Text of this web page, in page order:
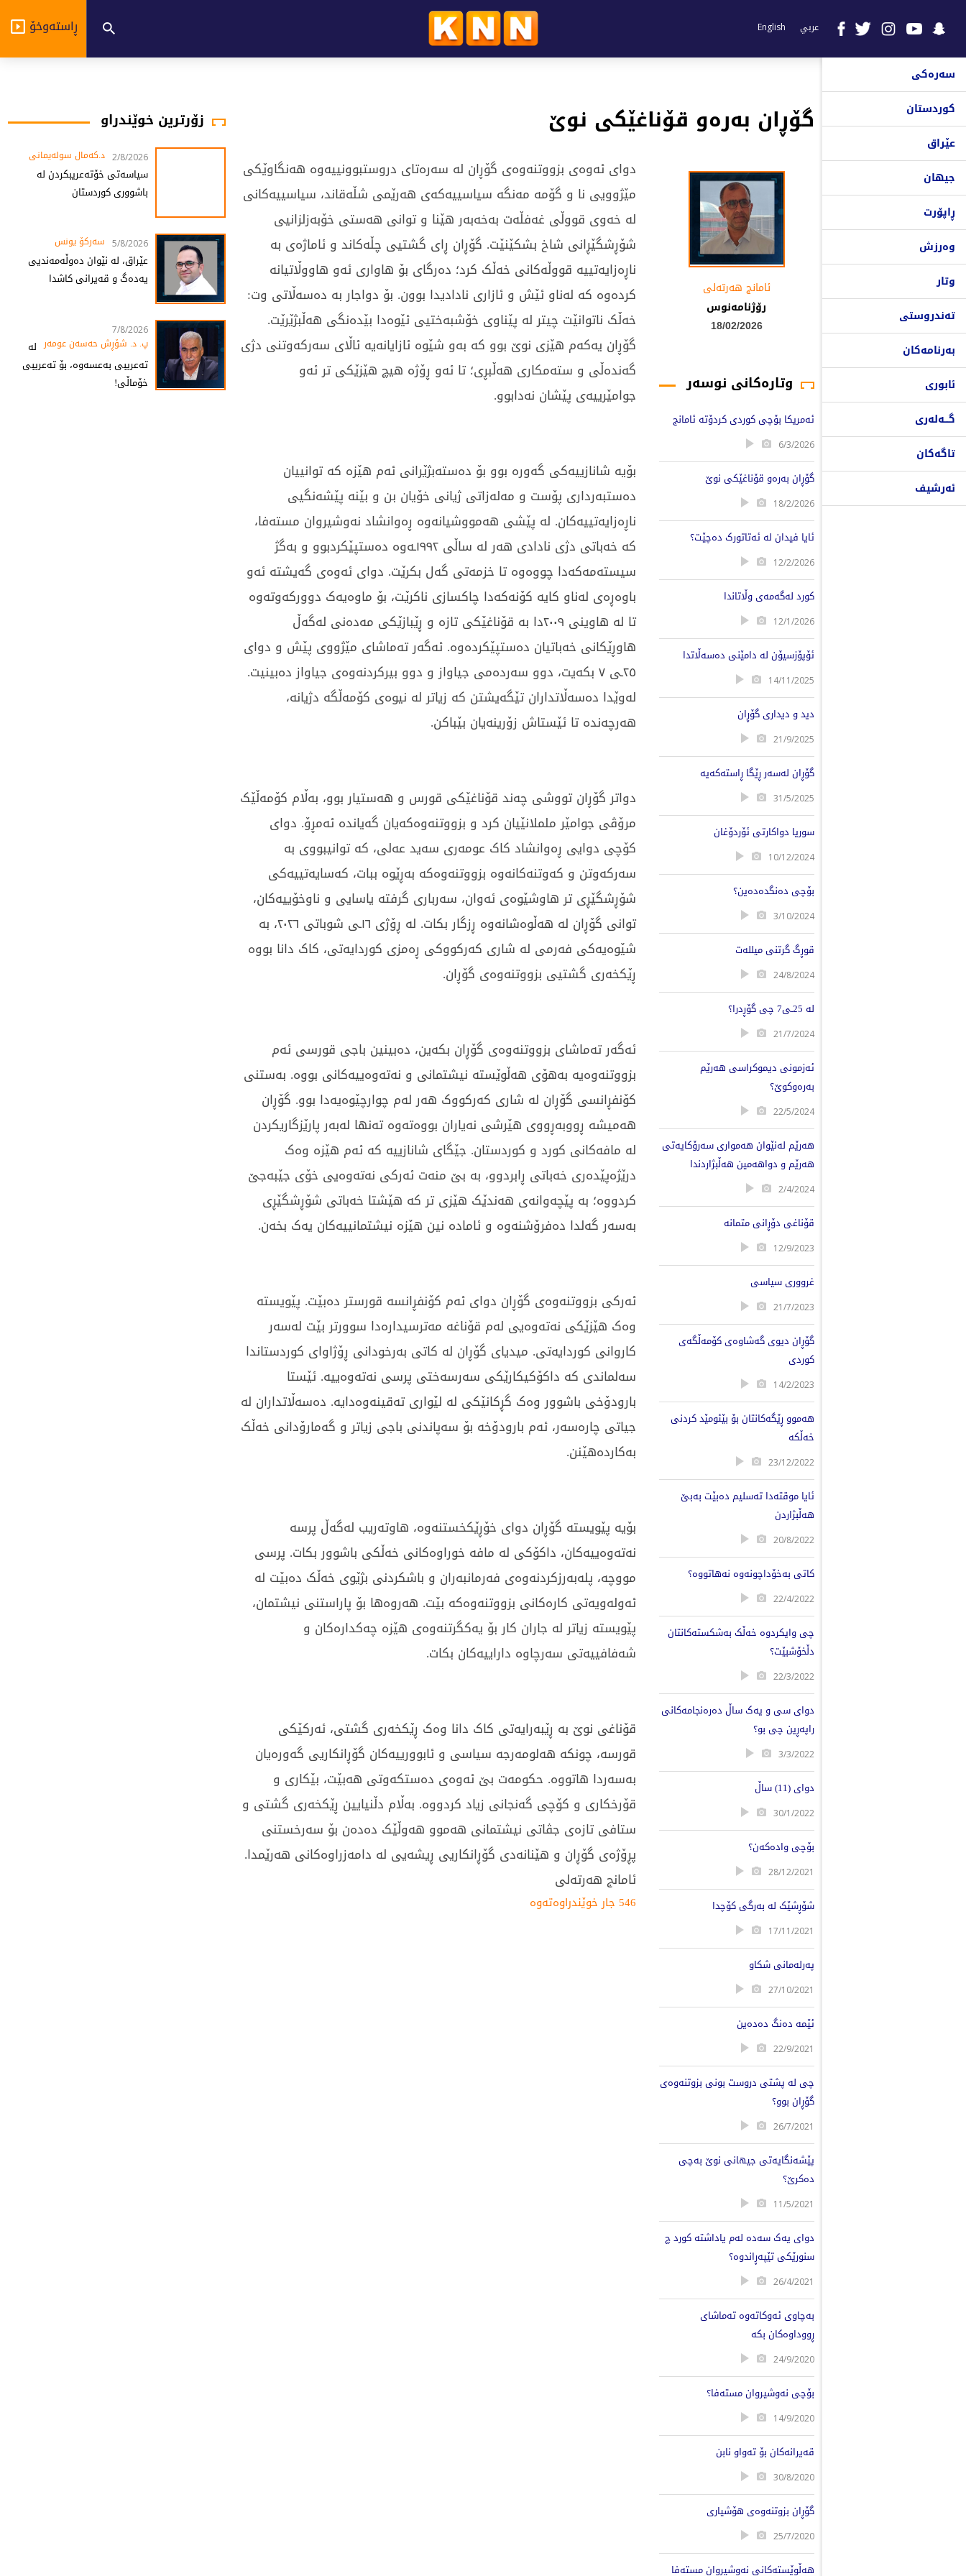
عربي English ڕاستەوخۆ
سەرەکی
کوردستان
عێراق
جیهان
ڕاپۆرت
وەرزش
وتار
تەندروستی
بەرنامەکان
ئابوری
گـــەلەری
تاگەکان
ئەرشیف
گۆڕان بەرەو قۆناغێکی نوێ
ئامانج هەرتەلى
رۆژنامەنوس
18/02/2026
وتارەکانی نوسەر
ئەمریکا بۆچی کوردی کردۆتە ئامانج
6/3/2026
گۆڕان بەرەو قۆناغێکی نوێ
18/2/2026
ئایا فیدان لە ئەتاتورک دەچێت؟
12/2/2026
کورد لەگەمەی وڵاتاندا
12/1/2026
ئۆپۆزسیۆن لە دامێنی دەسەڵاتدا
14/11/2025
دید و دیداری گۆڕان
21/9/2025
گۆڕان لەسەر ڕێگا ڕاستەکەیە
31/5/2025
سوریا دواکارتی ئۆردۆغان
10/12/2024
بۆچی دەنگدەدەین؟
3/10/2024
قوڕگ گرتنی میللەت
24/8/2024
لە 25ـى7 چی گۆڕدرا؟
21/7/2024
ئەزمونی دیموکراسی هەرێم
بەرەوکوێ؟
22/5/2024
هەرێم لەنێوان هەمواری سەرۆکایەتی
هەرێم و دواهەمین هەڵبژاردندا
2/4/2024
قۆناغی دۆڕانی متمانە
12/9/2023
غرووری سیاسی
21/7/2023
گۆڕان دیوی گەشاوەی کۆمەڵگەی
کوردی
14/2/2023
هەموو ڕێگەکانتان بۆ بێئومێد کردنی
خەڵکە
23/12/2022
ئایا موقتەدا تەسلیم دەبێت بەبێ
هەڵبژاردن
20/8/2022
کاتى بەخۆداچونەوە نەهاتووە؟
22/4/2022
چی وایکردوە خەڵک بەشکستەکانتان
دڵخۆشبێت؟
22/3/2022
دوای سی و یەک ساڵ دەرەنجامەکانی
راپەڕین چی بو؟
3/3/2022
دوای (11) ساڵ
30/1/2022
بۆچی وادەکەن؟
28/12/2021
شۆڕشێک لە بەرگی کۆچدا
17/11/2021
پەرلەمانی شکاو
27/10/2021
ئێمە دەنگ دەدەین
22/9/2021
چی لە پشتی دروست بونی بزوتنەوەی
گۆڕان بوو؟
26/7/2021
پێشەنگایەتی جیهانی نوێ بەچی
دەکرێ؟
11/5/2021
دوای یەک سەدە لەم یاداشتە کورد چ
سنورێکی تێپەڕاندوە؟
26/4/2021
بەچاوی ئەوکاتەوە تەماشای
ڕووداوەکان بکە
24/9/2020
بۆچی نەوشیروان مستەفا؟
14/9/2020
قەیرانەکان بۆ تەواو نابن
30/8/2020
گۆڕان بزوتنەوەی هۆشیاری
25/7/2020
هەڵوێستەکانی نەوشیروان مستەفا
دوای ئەوەی بزووتنەوەی گۆڕان لە سەرەتای دروستبوونییەوە هەنگاوێکی
مێژوویی نا و گۆمە مەنگە سیاسییەکەی هەرێمی شڵەقاند، سیاسییەکانی
لە خەوی قووڵی غەفڵەت بەخەبەر هێنا و توانی هەستی خۆبەزلزانیی
شۆڕشگێڕانی شاخ بشکێنێت. گۆڕان ڕای گشتیی چڵەکاند و ئاماژەی بە
ناڕەزایەتییە قووڵەکانی خەڵک کرد؛ دەرگای بۆ هاواری ئەو هاووڵاتیانە
کردەوە کە لەناو ئێش و ئازاری نادادیدا بوون. بۆ دواجار بە دەسەڵاتی وت:
خەڵک ناتوانێت چیتر لە پێناوی خۆشبەختیی ئێوەدا بێدەنگی هەڵبژێرێت.
گۆڕان یەکەم هێزی نوێ بوو کە بەو شێوە ئازایانەیە ئاڵای سەرکەوتنی دژی
گەندەڵی و ستەمکاری هەڵبڕی؛ تا ئەو ڕۆژە هیچ هێزێکی تر ئەو
جوامێرییەی پێشان نەدابوو.
بۆیە شانازییەکی گەورە بوو بۆ دەستەبژێرانی ئەم هێزە کە توانییان
دەستبەرداری پۆست و مەلەزاتی ژیانی خۆیان بن و بێنە پێشەنگیی
ناڕەزایەتییەکان. لە پێشی هەمووشیانەوە ڕەوانشاد نەوشیروان مستەفا،
کە خەباتی دژی نادادی هەر لە ساڵی ١٩٩٢ـەوە دەستپێکردبوو و بەگژ
سیستەمەکەدا چووەوە تا خزمەتی گەل بکرێت. دوای ئەوەی گەیشتە ئەو
باوەڕەی لەناو کایە کۆنەکەدا چاکسازی ناکرێت، بۆ ماوەیەک دوورکەوتەوە
تا لە هاوینی ٢٠٠٩دا بە قۆناغێکی تازە و ڕێبازێکی مەدەنی لەگەڵ
هاوڕێکانی خەباتیان دەستپێکردەوە. ئەگەر تەماشای مێژووی پێش و دوای
٢٥ـی ٧ بکەیت، دوو سەردەمی جیاواز و دوو بیرکردنەوەی جیاواز دەبینیت.
لەوێدا دەسەڵاتداران تێگەیشتن کە زیاتر لە نیوەی کۆمەڵگە دژیانە،
هەرچەندە تا ئێستاش زۆرینەیان بێباکن.
دواتر گۆڕان تووشی چەند قۆناغێکی قورس و هەستیار بوو، بەڵام کۆمەڵێک
مرۆڤی جوامێر ململانێیان کرد و بزووتنەوەکەیان گەیاندە ئەمڕۆ. دوای
کۆچی دوایی ڕەوانشاد کاک عومەری سەید عەلی، کە توانیبووی بە
سەرکەوتن و کەوتنەکانەوە بزووتنەوەکە بەڕێوە ببات، کەسایەتییەکی
شۆڕشگێڕی تر هاوشێوەی ئەوان، سەرباری گرفتە یاسایی و ناوخۆییەکان،
توانی گۆڕان لە هەڵوەشانەوە ڕزگار بکات. لە ڕۆژی ١٦ـی شوباتی ٢٠٢٦، بە
شێوەیەکی فەرمی لە شاری کەرکووکی ڕەمزی کوردایەتی، کاک دانا بووە
ڕێکخەری گشتیی بزووتنەوەی گۆڕان.
ئەگەر تەماشای بزووتنەوەی گۆڕان بکەین، دەبینین باجی قورسی ئەم
بزووتنەوەیە بەهۆی هەڵوێستە نیشتمانی و نەتەوەییەکانی بووە. بەستنی
کۆنفڕانسی گۆڕان لە شاری کەرکووک هەر لەم چوارچێوەیەدا بوو. گۆڕان
هەمیشە ڕووبەڕووی هێرشی نەیاران بووەتەوە تەنها لەبەر پارێزگاریکردن
لە مافەکانی کورد و کوردستان. جێگای شانازییە کە ئەم هێزە وەک
درێژەپێدەری خەباتی ڕابردوو، بە بێ منەت ئەرکی نەتەوەیی خۆی جێبەجێ
کردووە؛ بە پێچەوانەی هەندێک هێزی تر کە هێشتا خەباتی شۆڕشگێڕی
بەسەر گەلدا دەفرۆشنەوە و ئامادە نین هێزە نیشتمانییەکان یەک بخەن.
ئەرکی بزووتنەوەی گۆڕان دوای ئەم کۆنفڕانسە قورستر دەبێت. پێویستە
وەک هێزێکی نەتەوەیی لەم قۆناغە مەترسیدارەدا سوورتر بێت لەسەر
کاروانی کوردایەتی. میدیای گۆڕان لە کاتی بەرخودانی ڕۆژاوای کوردستاندا
سەلماندی کە داکۆکیکارێکی سەرسەختی پرسی نەتەوەییە. ئێستا
بارودۆخی باشوور وەک گڕکانێکی لە لێواری تەقینەوەدایە. دەسەڵاتداران لە
جیاتی چارەسەر، ئەم بارودۆخە بۆ سەپاندنی باجی زیاتر و گەمارۆدانی خەڵک
بەکاردەهێنن.
بۆیە پێویستە گۆڕان دوای خۆڕێکخستنەوە، هاوتەریب لەگەڵ پرسە
نەتەوەییەکان، داکۆکی لە مافە خوراوەکانی خەڵکی باشوور بکات. پرسی
مووچە، پلەبەرزکردنەوەی فەرمانبەران و باشکردنی بژێوی خەڵک دەبێت لە
ئەولەویەتی کارەکانی بزووتنەوەکە بێت. هەروەها بۆ پاراستنی نیشتمان،
پێویستە زیاتر لە جاران کار بۆ یەکگرتنەوەی هێزە چەکدارەکان و
شەفافییەتی سەرچاوە داراییەکان بکات.
قۆناغی نوێ بە ڕێبەرایەتی کاک دانا وەک ڕێکخەری گشتی، ئەرکێکی
قورسە، چونکە هەلومەرجە سیاسی و ئابوورییەکان گۆڕانکاریی گەورەیان
بەسەردا هاتووە. حکومەت بێ ئەوەی دەستکەوتی هەبێت، بێکاری و
قۆرخکاری و کۆچی گەنجانی زیاد کردووە. بەڵام دڵنیایین ڕێکخەری گشتی و
ستافی تازەی جڤاتی نیشتمانی هەموو هەوڵێک دەدەن بۆ سەرخستنی
پڕۆژەی گۆڕان و هێنانەدی گۆڕانکاریی ڕیشەیی لە دامەزراوەکانی هەرێمدا.
ئامانج هەرتەلی
546 جار خوێندراوەتەوە
زۆرترین خوێندراو
2/8/2026 د.کەمال سولەیمانی
سیاسەتی خۆتەعریبکردن لە
باشووری کوردستان
5/8/2026 سەرکۆ یونس
عێراق، لە نێوان دەوڵەمەندیی
یەدەگ و قەیرانی کاشدا
7/8/2026
پ. د. شۆڕش حەسەن عومەر لە
تەعریبی بەعسەوە، بۆ تەعریبی
خۆماڵی!